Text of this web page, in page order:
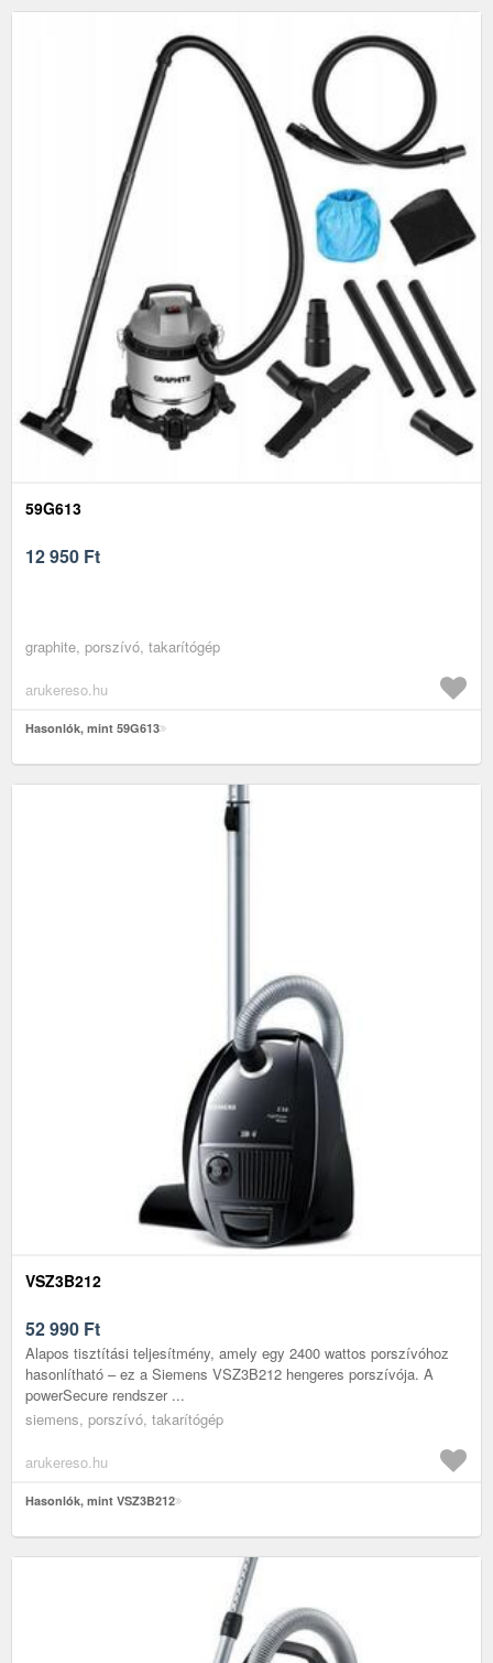
59G613
12 950 Ft
graphite, porszívó, takarítógép
arukereso.hu
Hasonlók, mint 59G613
VSZ3B212
52 990 Ft
Alapos tisztítási teljesítmény, amely egy 2400 wattos porszívóhoz
hasonlítható – ez a Siemens VSZ3B212 hengeres porszívója. A
powerSecure rendszer ...
siemens, porszívó, takarítógép
arukereso.hu
Hasonlók, mint VSZ3B212